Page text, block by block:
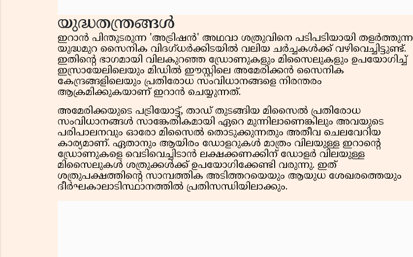
യുദ്ധതന്ത്രങ്ങൾ
ഇറാൻ പിന്തുടരുന്ന 'അട്രിഷൻ' അഥവാ ശത്രുവിനെ പടിപടിയായി തളർത്തുന്ന
യുദ്ധമുറ സൈനിക വിദഗ്ധർക്കിടയിൽ വലിയ ചർച്ചകൾക്ക് വഴിവെച്ചിട്ടുണ്ട്.
ഇതിന്റെ ഭാഗമായി വിലകുറഞ്ഞ ഡ്രോണുകളും മിസൈലുകളും ഉപയോഗിച്ച്
ഇസ്രായേലിലെയും മിഡിൽ ഈസ്റ്റിലെ അമേരിക്കൻ സൈനിക
കേന്ദ്രങ്ങളിലെയും പ്രതിരോധ സംവിധാനങ്ങളെ നിരന്തരം
ആക്രമിക്കുകയാണ് ഇറാൻ ചെയ്യുന്നത്.
അമേരിക്കയുടെ പട്രിയോട്ട്, താഡ് തുടങ്ങിയ മിസൈൽ പ്രതിരോധ
സംവിധാനങ്ങൾ സാങ്കേതികമായി ഏറെ മുന്നിലാണെങ്കിലും അവയുടെ
പരിപാലനവും ഓരോ മിസൈൽ തൊടുക്കുന്നതും അതീവ ചെലവേറിയ
കാര്യമാണ്. ഏതാനും ആയിരം ഡോളറുകൾ മാത്രം വിലയുള്ള ഇറാന്റെ
ഡ്രോണുകളെ വെടിവെച്ചിടാൻ ലക്ഷക്കണക്കിന് ഡോളർ വിലയുള്ള
മിസൈലുകൾ ശത്രുക്കൾക്ക് ഉപയോഗിക്കേണ്ടി വരുന്നു. ഇത്
ശത്രുപക്ഷത്തിന്റെ സാമ്പത്തിക അടിത്തറയെയും ആയുധ ശേഖരത്തെയും
ദീർഘകാലാടിസ്ഥാനത്തിൽ പ്രതിസന്ധിയിലാക്കും.